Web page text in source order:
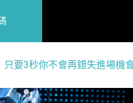
只要3秒你不會再錯失進場機